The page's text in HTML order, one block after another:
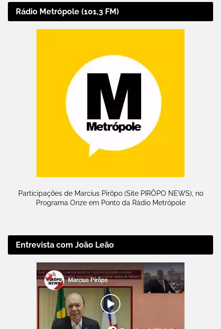
Rádio Metrópole (101,3 FM)
Participações de Marcius Pirôpo (Site PIRÔPO NEWS), no
Programa Onze em Ponto da Rádio Metrópole
Entrevista com João Leão